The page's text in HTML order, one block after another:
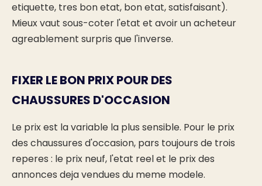
etiquette, tres bon etat, bon etat, satisfaisant).
Mieux vaut sous-coter l'etat et avoir un acheteur
agreablement surpris que l'inverse.
FIXER LE BON PRIX POUR DES
CHAUSSURES D'OCCASION
Le prix est la variable la plus sensible. Pour le prix
des chaussures d'occasion, pars toujours de trois
reperes : le prix neuf, l'etat reel et le prix des
annonces deja vendues du meme modele.